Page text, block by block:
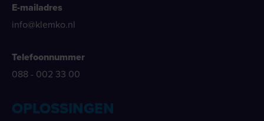
E-mailadres
info@klemko.nl
Telefoonnummer
088 - 002 33 00
OPLOSSINGEN